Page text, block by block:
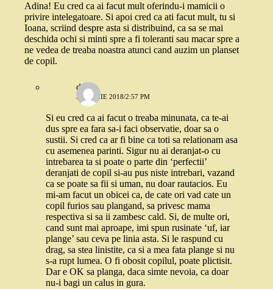
Adina! Eu cred ca ai facut mult oferindu-i mamicii o
privire intelegatoare. Si apoi cred ca ati facut mult, tu si
Ioana, scriind despre asta si distribuind, ca sa se mai
deschida ochi si minti spre a fi toleranti sau macar spre a
ne vedea de treaba noastra atunci cand auzim un planset
de copil.
dojo
2 APRILIE 2018/2:57 PM
Si eu cred ca ai facut o treaba minunata, ca te-ai
dus spre ea fara sa-i faci observatie, doar sa o
sustii. Si cred ca ar fi bine ca toti sa relationam asa
cu asemenea parinti. Sigur nu ai deranjat-o cu
intrebarea ta si poate o parte din ‘perfectii’
deranjati de copil si-au pus niste intrebari, vazand
ca se poate sa fii si uman, nu doar rautacios. Eu
mi-am facut un obicei ca, de cate ori vad cate un
copil furios sau plangand, sa privesc mama
respectiva si sa ii zambesc cald. Si, de multe ori,
cand sunt mai aproape, imi spun rusinate ‘uf, iar
plange’ sau ceva pe linia asta. Si le raspund cu
drag, sa stea linistite, ca si a mea fata plange si nu
s-a rupt lumea. O fi obosit copilul, poate plictisit.
Dar e OK sa planga, daca simte nevoia, ca doar
nu-i bagi un calus in gura.